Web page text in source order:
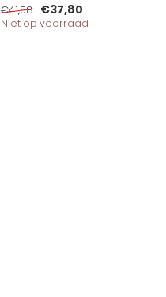
€41,58 €37,80
Niet op voorraad